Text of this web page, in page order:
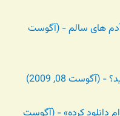
های سالم - (آگوست
08, 2009)